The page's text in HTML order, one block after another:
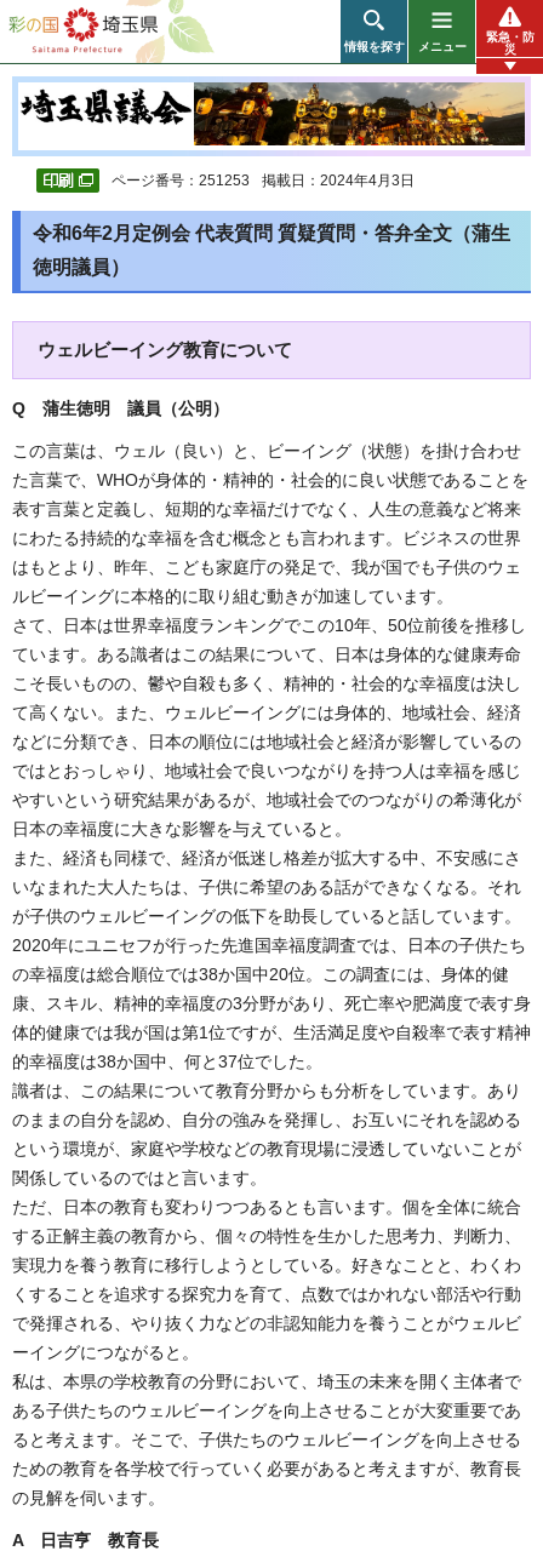
彩の国 埼玉県
情報を探す メニュー
緊急・防
災
ページ番号：251253 掲載日：2024年4月3日
令和6年2月定例会 代表質問 質疑質問・答弁全文（蒲生
徳明議員）
ウェルビーイング教育について
Q 蒲生徳明 議員（公明）
この言葉は、ウェル（良い）と、ビーイング（状態）を掛け合わせ
た言葉で、WHOが身体的・精神的・社会的に良い状態であることを
表す言葉と定義し、短期的な幸福だけでなく、人生の意義など将来
にわたる持続的な幸福を含む概念とも言われます。ビジネスの世界
はもとより、昨年、こども家庭庁の発足で、我が国でも子供のウェ
ルビーイングに本格的に取り組む動きが加速しています。
さて、日本は世界幸福度ランキングでこの10年、50位前後を推移し
ています。ある識者はこの結果について、日本は身体的な健康寿命
こそ長いものの、鬱や自殺も多く、精神的・社会的な幸福度は決し
て高くない。また、ウェルビーイングには身体的、地域社会、経済
などに分類でき、日本の順位には地域社会と経済が影響しているの
ではとおっしゃり、地域社会で良いつながりを持つ人は幸福を感じ
やすいという研究結果があるが、地域社会でのつながりの希薄化が
日本の幸福度に大きな影響を与えていると。
また、経済も同様で、経済が低迷し格差が拡大する中、不安感にさ
いなまれた大人たちは、子供に希望のある話ができなくなる。それ
が子供のウェルビーイングの低下を助長していると話しています。
2020年にユニセフが行った先進国幸福度調査では、日本の子供たち
の幸福度は総合順位では38か国中20位。この調査には、身体的健
康、スキル、精神的幸福度の3分野があり、死亡率や肥満度で表す身
体的健康では我が国は第1位ですが、生活満足度や自殺率で表す精神
的幸福度は38か国中、何と37位でした。
識者は、この結果について教育分野からも分析をしています。あり
のままの自分を認め、自分の強みを発揮し、お互いにそれを認める
という環境が、家庭や学校などの教育現場に浸透していないことが
関係しているのではと言います。
ただ、日本の教育も変わりつつあるとも言います。個を全体に統合
する正解主義の教育から、個々の特性を生かした思考力、判断力、
実現力を養う教育に移行しようとしている。好きなことと、わくわ
くすることを追求する探究力を育て、点数ではかれない部活や行動
で発揮される、やり抜く力などの非認知能力を養うことがウェルビ
ーイングにつながると。
私は、本県の学校教育の分野において、埼玉の未来を開く主体者で
ある子供たちのウェルビーイングを向上させることが大変重要であ
ると考えます。そこで、子供たちのウェルビーイングを向上させる
ための教育を各学校で行っていく必要があると考えますが、教育長
の見解を伺います。
A 日吉亨 教育長